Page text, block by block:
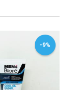
-9%